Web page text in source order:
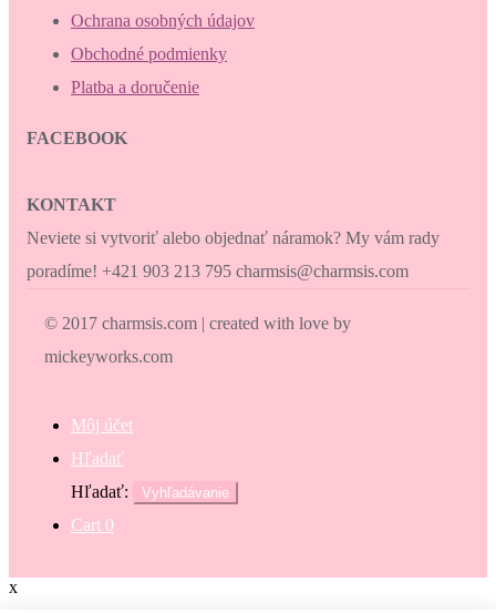
Ochrana osobných údajov
Obchodné podmienky
Platba a doručenie
FACEBOOK
KONTAKT
Neviete si vytvoriť alebo objednať náramok? My vám rady
poradíme! +421 903 213 795 charmsis@charmsis.com
© 2017 charmsis.com | created with love by
mickeyworks.com
Môj účet
Hľadať
Hľadať:
Vyhľadávanie
Cart 0
x